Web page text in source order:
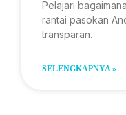
Pelajari
rantai pasokan
transparan.
SELENGKAPNYA »